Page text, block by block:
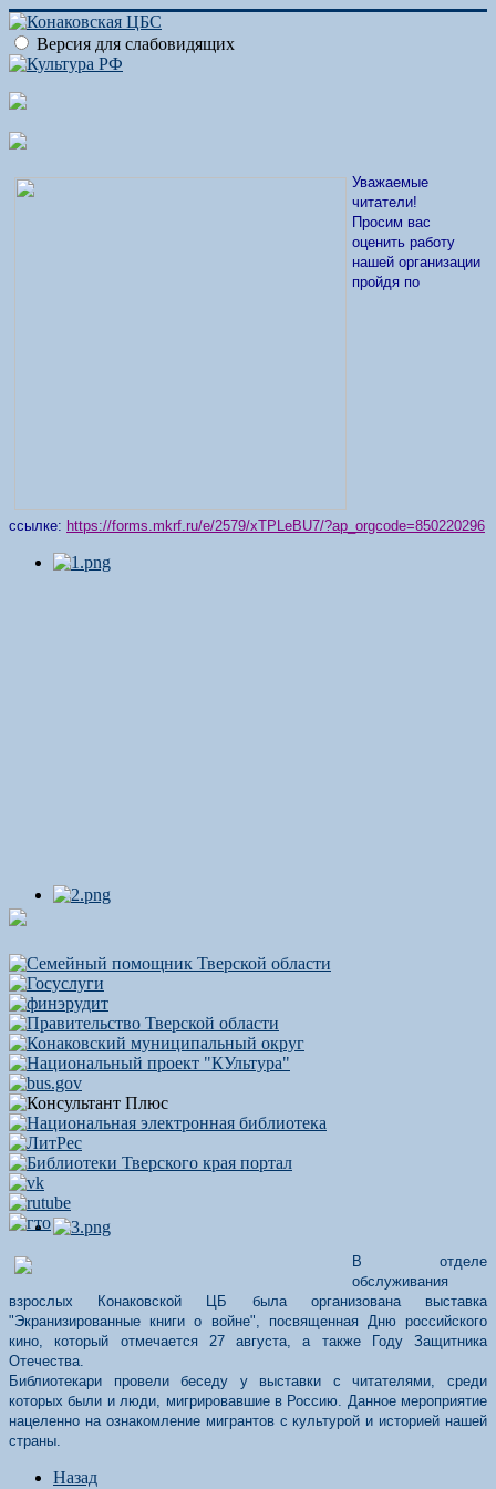
Версия для слабовидящих
Уважаемые
читатели!
Просим вас
оценить работу
нашей организации
пройдя по
ссылке: https://forms.mkrf.ru/e/2579/xTPLeBU7/?ap_orgcode=850220296
В отделе
обслуживания
взрослых Конаковской ЦБ была организована выставка
"Экранизированные книги о войне", посвященная Дню российского
кино, который отмечается 27 августа, а также Году Защитника
Отечества.
Библиотекари провели беседу у выставки с читателями, среди
которых были и люди, мигрировавшие в Россию. Данное мероприятие
нацеленно на ознакомление мигрантов с культурой и историей нашей
страны.
Назад